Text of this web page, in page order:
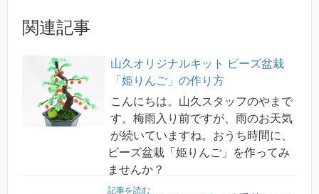
関連記事
山久オリジナルキット ビーズ盆栽
「姫りんご」の作り方
こんにちは。山久スタッフのやまで
す。梅雨入り前ですが、雨のお天気
が続いていますね。おうち時間に、
ビーズ盆栽「姫りんご」を作ってみ
ませんか？
記事を読む